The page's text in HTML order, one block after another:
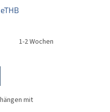
1-2 Wochen
mit